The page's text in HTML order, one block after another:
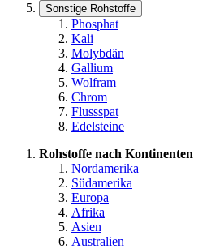
Sonstige Rohstoffe
Phosphat
Kali
Molybdän
Gallium
Wolfram
Chrom
Flussspat
Edelsteine
Rohstoffe nach Kontinenten
Nordamerika
Südamerika
Europa
Afrika
Asien
Australien